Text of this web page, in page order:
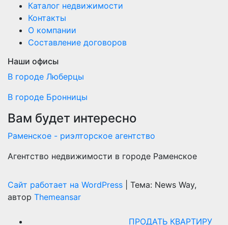
Каталог недвижимости
Контакты
О компании
Составление договоров
Наши офисы
В городе Люберцы
В городе Бронницы
Вам будет интересно
Раменское - риэлторское агентство
Агентство недвижимости в городе Раменское
Сайт работает на WordPress
Тема: News Way,
автор Themeansar
ПРОДАТЬ КВАРТИРУ